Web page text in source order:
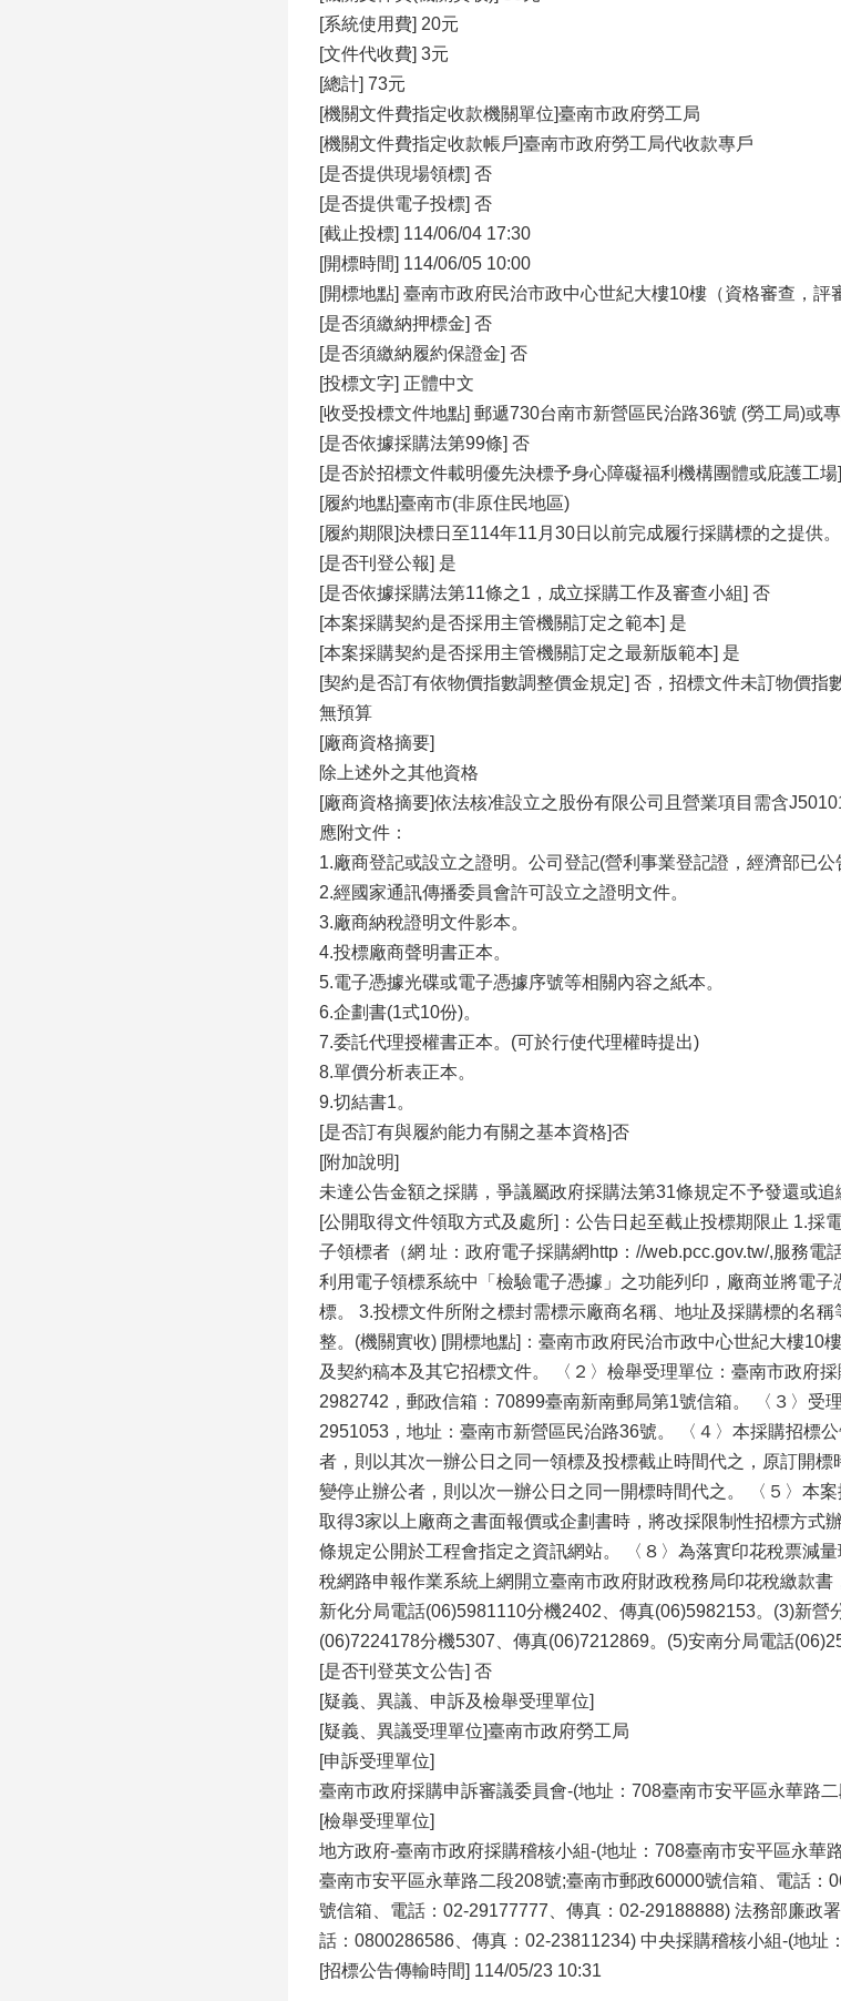
[系統使用費] 20元
[文件代收費] 3元
[總計] 73元
[機關文件費指定收款機關單位]臺南市政府勞工局
[機關文件費指定收款帳戶]臺南市政府勞工局代收款專戶
[是否提供現場領標] 否
[是否提供電子投標] 否
[截止投標] 114/06/04 17:30
[開標時間] 114/06/05 10:00
[開標地點] 臺南市政府民治市政中心世紀大樓10樓（資格審查，評
[是否須繳納押標金] 否
[是否須繳納履約保證金] 否
[投標文字] 正體中文
[收受投標文件地點] 郵遞730台南市新營區民治路36號 (勞工局)或
[是否依據採購法第99條] 否
[是否於招標文件載明優先決標予身心障礙福利機構團體或庇護工場
[履約地點]臺南市(非原住民地區)
[履約期限]決標日至114年11月30日以前完成履行採購標的之提供。
[是否刊登公報] 是
[是否依據採購法第11條之1，成立採購工作及審查小組] 否
[本案採購契約是否採用主管機關訂定之範本] 是
[本案採購契約是否採用主管機關訂定之最新版範本] 是
[契約是否訂有依物價指數調整價金規定] 否，招標文件未訂物價指
無預算
[廠商資格摘要]
除上述外之其他資格
[廠商資格摘要]依法核准設立之股份有限公司且營業項目需含
應附文件：
1.廠商登記或設立之證明。公司登記(營利事業登記證，經濟部已公
2.經國家通訊傳播委員會許可設立之證明文件。
3.廠商納稅證明文件影本。
4.投標廠商聲明書正本。
5.電子憑據光碟或電子憑據序號等相關內容之紙本。
6.企劃書(1式10份)。
7.委託代理授權書正本。(可於行使代理權時提出)
8.單價分析表正本。
9.切結書1。
[是否訂有與履約能力有關之基本資格]否
[附加說明]
未達公告金額之採購，爭議屬政府採購法第31條規定不予發還或追
[公開取得文件領取方式及處所]：公告日起至截止投標期限止 1.
子領標者（網 址：政府電子採購網http：//web.pcc.gov.tw/,服務
利用電子領標系統中「檢驗電子憑據」之功能列印，廠商並將電
標。 3.投標文件所附之標封需標示廠商名稱、地址及採購標的名
整。(機關實收) [開標地點]：臺南市政府民治市政中心世紀大樓10
及契約稿本及其它招標文件。 〈２〉檢舉受理單位：臺南市政府
2982742，郵政信箱：70899臺南新南郵局第1號信箱。 〈３〉
2951053，地址：臺南市新營區民治路36號。 〈４〉本採購招標
者，則以其次一辦公日之同一領標及投標截止時間代之，原訂開
變停止辦公者，則以次一辦公日之同一開標時間代之。 〈５〉本
取得3家以上廠商之書面報價或企劃書時，將改採限制性招標方式
條規定公開於工程會指定之資訊網站。 〈８〉為落實印花稅票減
稅網路申報作業系統上網開立臺南市政府財政稅務局印花稅繳款
新化分局電話(06)5981110分機2402、傳真(06)5982153。(3)新
(06)7224178分機5307、傳真(06)7212869。(5)安南分局電話
[是否刊登英文公告] 否
[疑義、異議、申訴及檢舉受理單位]
[疑義、異議受理單位]臺南市政府勞工局
[申訴受理單位]
臺南市政府採購申訴審議委員會-(地址：708臺南市安平區永華路
[檢舉受理單位]
地方政府-臺南市政府採購稽核小組-(地址：708臺南市安平區永
臺南市安平區永華路二段208號;臺南市郵政60000號信箱、電話
號信箱、電話：02-29177777、傳真：02-29188888) 法務部廉政
話：0800286586、傳真：02-23811234) 中央採購稽核小組-(地
[招標公告傳輸時間] 114/05/23 10:31